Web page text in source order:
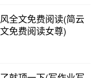
全文免费阅读(简云
免费阅读女尊)